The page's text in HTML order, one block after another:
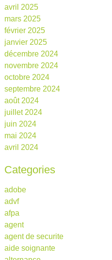
avril 2025
mars 2025
février 2025
janvier 2025
décembre 2024
novembre 2024
octobre 2024
septembre 2024
août 2024
juillet 2024
juin 2024
mai 2024
avril 2024
Categories
adobe
advf
afpa
agent
agent de securite
aide soignante